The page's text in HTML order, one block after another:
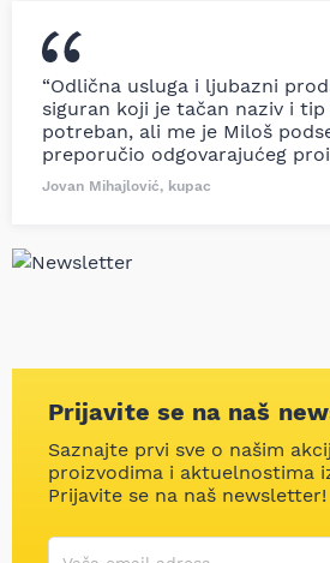
“Odlična usluga i ljubazni
siguran koji je tačan naziv i
potreban, ali me je Miloš
preporučio odgovarajućeg
Jovan Mihajlović, kupac
Prijavite se na naš
Saznajte prvi sve o našim
proizvodima i aktuelnostima
Prijavite se na naš newsletter!
Korisničko ime
Vaša email adresa